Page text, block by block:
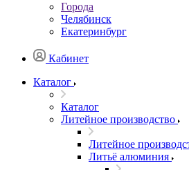
Города
Челябинск
Екатеринбург
Кабинет
Каталог
Каталог
Литейное производство
Литейное
Литьё алюминия